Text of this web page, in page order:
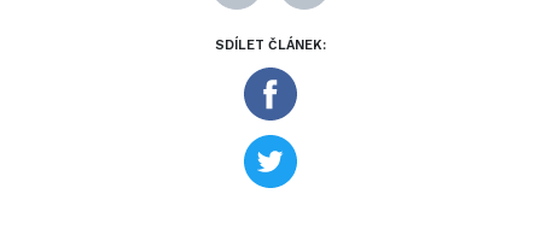
SDÍLET ČLÁNEK: